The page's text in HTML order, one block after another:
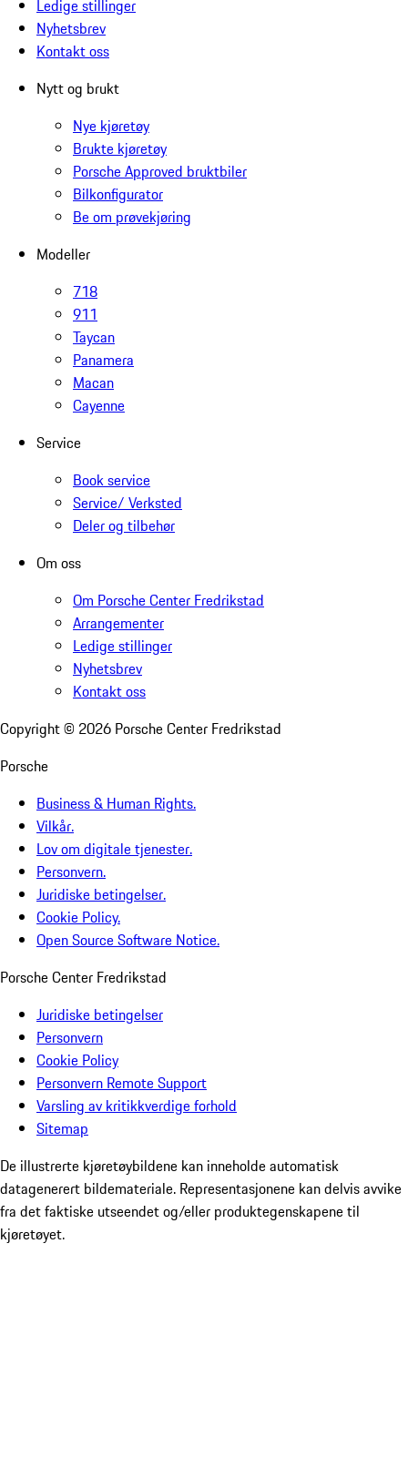
Ledige stillinger
Nyhetsbrev
Kontakt oss
Nytt og brukt
Nye kjøretøy
Brukte kjøretøy
Porsche Approved bruktbiler
Bilkonfigurator
Be om prøvekjøring
Modeller
718
911
Taycan
Panamera
Macan
Cayenne
Service
Book service
Service/ Verksted
Deler og tilbehør
Om oss
Om Porsche Center Fredrikstad
Arrangementer
Ledige stillinger
Nyhetsbrev
Kontakt oss
Copyright © 2026 Porsche Center Fredrikstad
Porsche
Business & Human Rights.
Vilkår.
Lov om digitale tjenester.
Personvern.
Juridiske betingelser.
Cookie Policy.
Open Source Software Notice.
Porsche Center Fredrikstad
Juridiske betingelser
Personvern
Cookie Policy
Personvern Remote Support
Varsling av kritikkverdige forhold
Sitemap
De illustrerte kjøretøybildene kan inneholde automatisk
datagenerert bildemateriale. Representasjonene kan delvis avvike
fra det faktiske utseendet og/eller produktegenskapene til
kjøretøyet.